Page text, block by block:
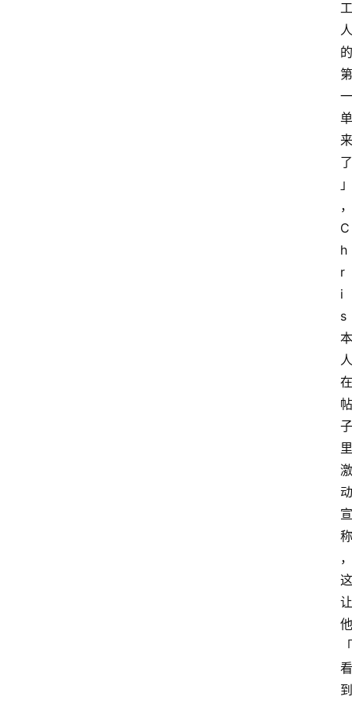
工
人
的
第
一
单
来
了
」
，
C
h
r
i
s
本
人
在
帖
子
里
激
动
宣
称
，
这
让
他
「
看
到